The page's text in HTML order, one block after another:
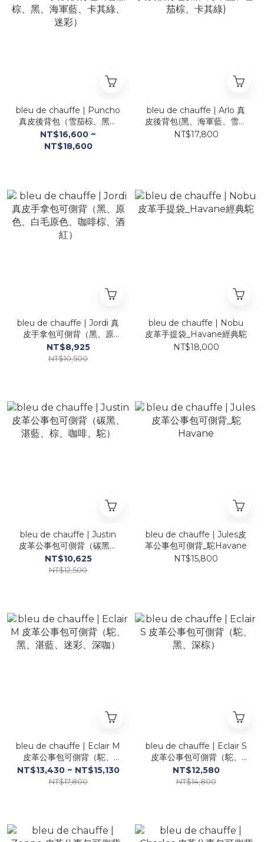
bleu de chauffe | Puncho
真皮後背包（雪茄棕、黑、
海軍藍、卡其綠、迷彩）
NT$16,600 ~
NT$18,600
bleu de chauffe | Arlo 真
皮後背包(黑、海軍藍、雪茄
棕、卡其綠)
NT$17,800
bleu de chauffe | Jordi 真
皮手拿包可側背（黑、原
色、白毛原色、咖啡棕、酒
紅）
NT$8,925
NT$10,500
bleu de chauffe | Nobu
皮革手提袋_Havane經典駝
NT$18,000
bleu de chauffe | Justin
皮革公事包可側背（碳黑、
湛藍、棕、咖啡、駝）
NT$10,625
NT$12,500
bleu de chauffe | Jules皮
革公事包可側背_駝Havane
NT$15,800
bleu de chauffe | Eclair M
皮革公事包可側背（駝、
黑、湛藍、迷彩、深咖）
NT$13,430 ~ NT$15,130
NT$17,800
bleu de chauffe | Eclair S
皮革公事包可側背（駝、
黑、深棕）
NT$12,580
NT$14,800